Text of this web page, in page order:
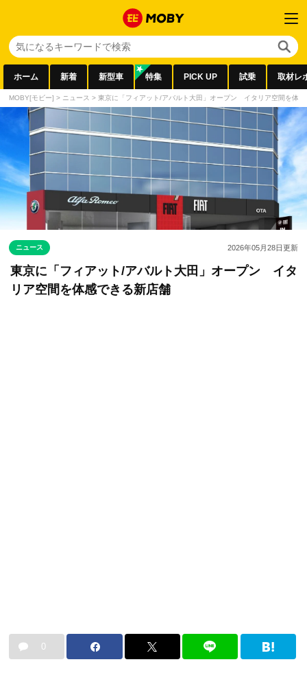
ホーム 新着 新型車 特集 PICK UP 試乗 取材レ
MOBY[モビー] > ニュース > 東京に「フィアット/アバルト大田」オープン イタリア空間を体
ニュース 2026年05月28日更新
東京に「フィアット/アバルト大田」オープン イタ
リア空間を体感できる新店舗
0